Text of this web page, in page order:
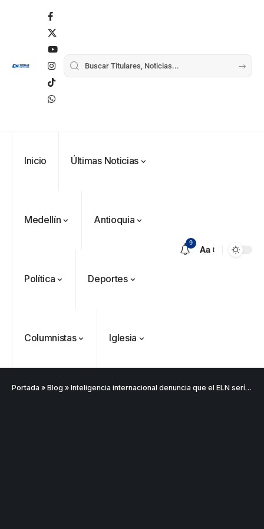
Inicio Últimas Noticias
Medellín Antioquia
Política Deportes
Columnistas Iglesia
9
Aa
Portada » Blog » Inteligencia internacional denuncia que el ELN sería brazo armado de Diosdado Cabello y el Estado venezolano